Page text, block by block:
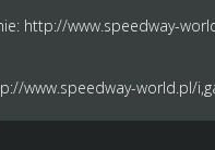
http://www.speedway-
www.speedway-world.pl/